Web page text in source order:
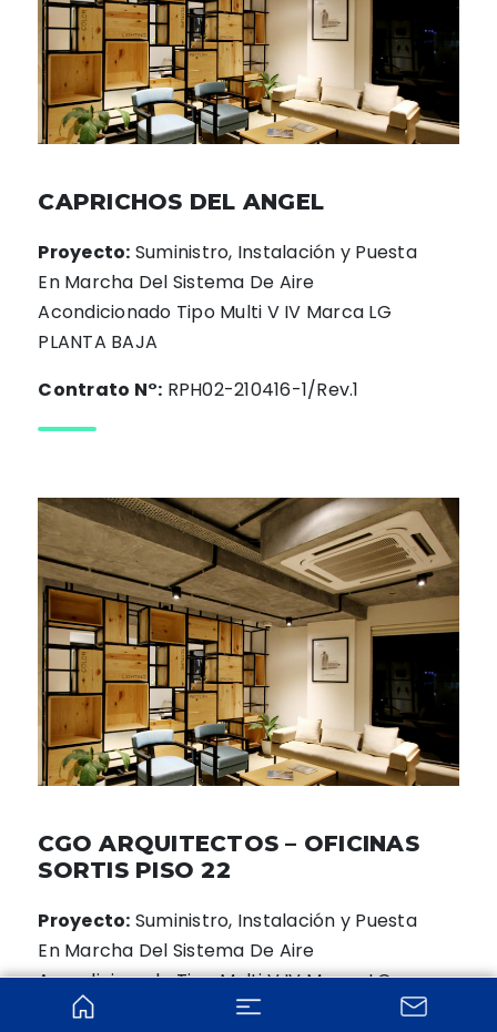
CAPRICHOS DEL ANGEL
Proyecto: Suministro, Instalación y Puesta
En Marcha Del Sistema De Aire
Acondicionado Tipo Multi V IV Marca LG
PLANTA BAJA
Contrato N°: RPH02-210416-1/Rev.1
CGO ARQUITECTOS – OFICINAS
SORTIS PISO 22
Proyecto: Suministro, Instalación y Puesta
En Marcha Del Sistema De Aire
Acondicionado Tipo Multi V IV Marca LG.